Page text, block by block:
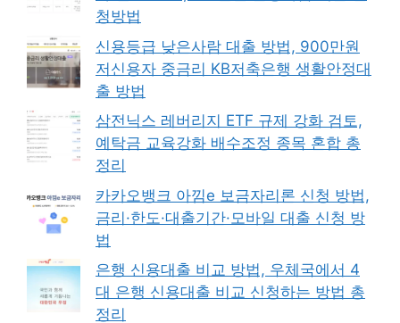
청방법
신용등급 낮은사람 대출 방법, 900만원
저신용자 중금리 KB저축은행 생활안정대
출 방법
삼전닉스 레버리지 ETF 규제 강화 검토,
예탁금 교육강화 배수조정 종목 혼합 총
정리
카카오뱅크 아낌e 보금자리론 신청 방법,
금리·한도·대출기간·모바일 대출 신청 방
법
은행 신용대출 비교 방법, 우체국에서 4
대 은행 신용대출 비교 신청하는 방법 총
정리